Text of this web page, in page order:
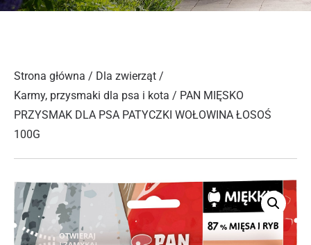
Strona główna / Dla zwierząt /
Karmy, przysmaki dla psa i kota / PAN MIĘSKO
PRZYSMAK DLA PSA PATYCZKI WOŁOWINA ŁOSOŚ
100G